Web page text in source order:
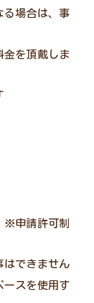
る場合は、事
金を頂戴しま
申請許可制
はできません
ースを使用す